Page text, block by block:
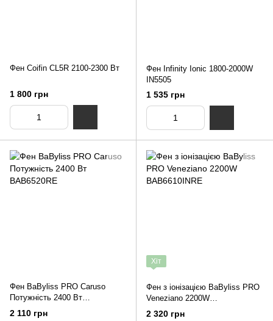
Фен Coifin CL5R 2100-2300 Вт
1 800 грн
Фен Infinity Ionic 1800-2000W
IN5505
1 535 грн
Фен BaByliss PRO Caruso
Потужність 2400 Вт
BAB6520RE
2 110 грн
Хіт
Фен з іонізацією BaByliss PRO
Veneziano 2200W
BAB6610INRE
2 320 грн